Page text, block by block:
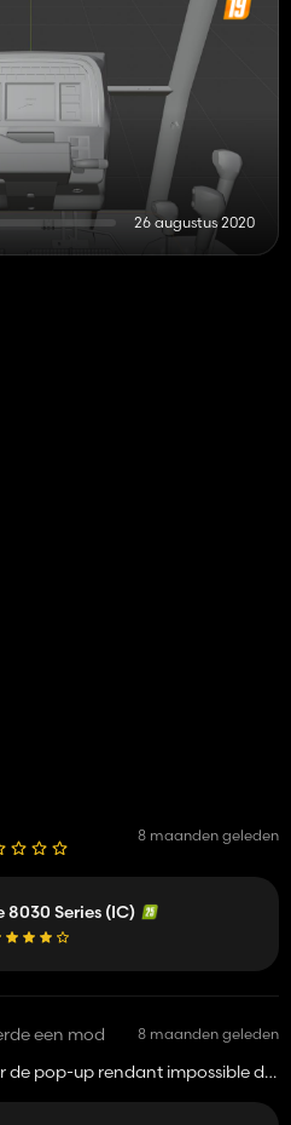
26 augustus 2020
8 maanden geleden
8030 Series (IC)
een mod 8 maanden geleden
de pop-up rendant impossible de